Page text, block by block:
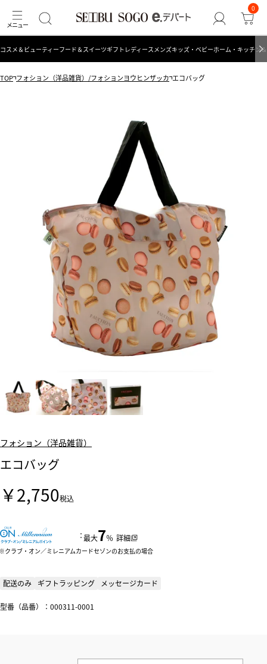
0
コスメ＆ビューティーフード＆スイーツギフト レディース メンズキッズ・ベビーホーム・キッチン
TOP フォション（洋品雑貨）/フォションヨウヒンザッカ エコバッグ
フォション（洋品雑貨）
エコバッグ
￥2,750税込
：最大7％ 詳細
クラブ・オン／ミレニアムカードセゾンのお支払の場合
配送のみ ギフトラッピング メッセージカード
型番（品番）：000311-0001